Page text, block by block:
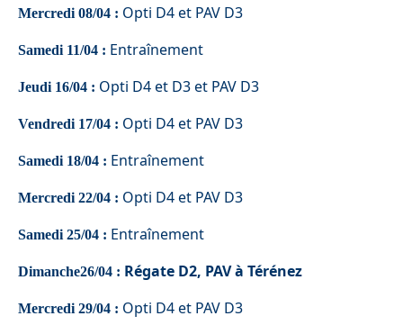
Mercredi 08/04 : Opti D4 et PAV D3
Samedi 11/04 : Entraînement
Jeudi 16/04 : Opti D4 et D3 et PAV D3
Vendredi 17/04 : Opti D4 et PAV D3
Samedi 18/04 : Entraînement
Mercredi 22/04 : Opti D4 et PAV D3
Samedi 25/04 : Entraînement
Dimanche26/04 : Régate D2, PAV à Térénez
Mercredi 29/04 : Opti D4 et PAV D3